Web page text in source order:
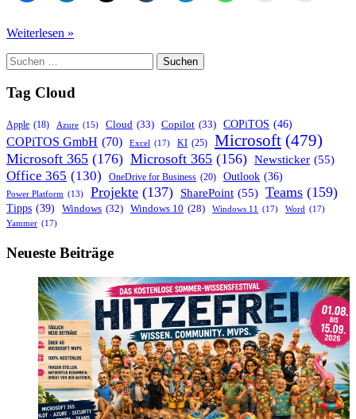
Microsoft
jetzt
unterwegs
Weiterlesen »
Suchen
nach:
Tag Cloud
Apple (18) Azure (15) Cloud (33) Copilot (33) COPiTOS (46)
COPiTOS GmbH (70) Excel (17) KI (25) Microsoft (479)
Microsoft 365 (176) Microsoft 365 (156) Newsticker (55)
Office 365 (130) OneDrive for Business (20) Outlook (36)
Power Platform (13) Projekte (137) SharePoint (55) Teams (159)
Tipps (39) Windows (32) Windows 10 (28) Windows 11 (17) Word (17)
Yammer (17)
Neueste Beiträge